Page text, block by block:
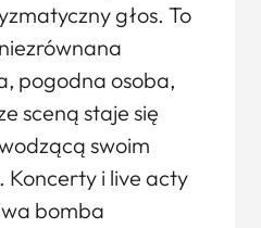
głos. To
pogodna osoba,
sceną staje się
swoim
Koncerty i live acty
bomba